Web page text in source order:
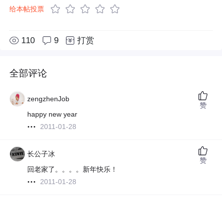
给本帖投票
110 9 打赏
全部评论
zengzhenJob
happy new year
2011-01-28
赞
长公子冰
回老家了。。。。新年快乐！
2011-01-28
赞